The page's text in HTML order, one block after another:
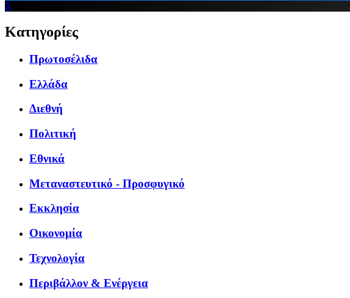
X
Κατηγορίες
Πρωτοσέλιδα
Ελλάδα
Διεθνή
Πολιτική
Εθνικά
Μεταναστευτικό - Προσφυγικό
Εκκλησία
Οικονομία
Τεχνολογία
Περιβάλλον & Ενέργεια